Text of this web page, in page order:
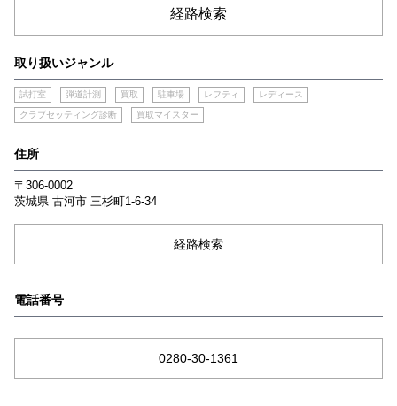
経路検索
取り扱いジャンル
試打室 弾道計測 買取 駐車場 レフティ レディース
クラブセッティング診断 買取マイスター
住所
〒306-0002
茨城県 古河市 三杉町1-6-34
経路検索
電話番号
0280-30-1361